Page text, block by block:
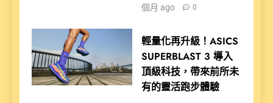
個月 ago
0
輕量化再升級！ASICS
SUPERBLAST 3 導入
頂級科技，帶來前所未
有的靈活跑步體驗